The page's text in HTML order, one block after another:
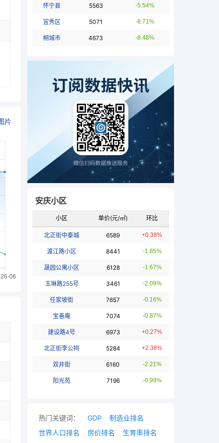
片
怀宁县 5563 -5.54%
宜秀区 5071 -8.71%
桐城市 4673 -8.48%
安庆小区
小区 单价(元/㎡) 环比
北正街中泰城 6589 +0.38%
渡江路小区 8441 -1.85%
晟园公寓小区 6128 -1.67%
玉琳路255号 3461 -2.09%
任家坡街 7657 -0.16%
宝善庵 7074 -0.87%
建设路4号 6973 +0.27%
北正街李公祠 5284 +2.38%
双井街 6160 -2.21%
阳光苑 7196 -0.99%
热门关键词： GDP
制造业排名
世界人口排名
房价排名 生育率排名